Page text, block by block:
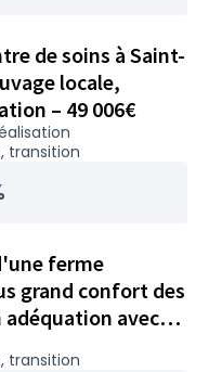
de soins à Saint-
locale,
– 49 006€
transition
ferme
grand confort des
avec
– 49 843€
transition